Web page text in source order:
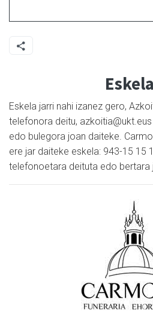
Eskela jarri nahi izanez gero,
telefonora deitu,
edo bulegora joan daiteke.
ere jar daiteke eskela: 943-15 15
telefonoetara deituta edo bertara